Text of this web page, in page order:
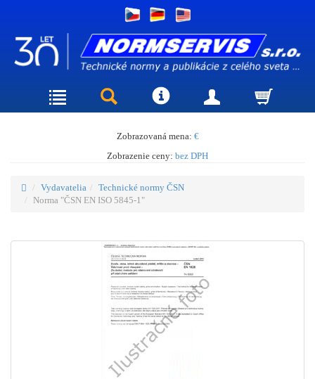
Zobrazovaná mena: €
Zobrazenie ceny: bez DPH
Vydavatelia
Technické normy ČSN
Norma "ČSN EN ISO 5845-1"